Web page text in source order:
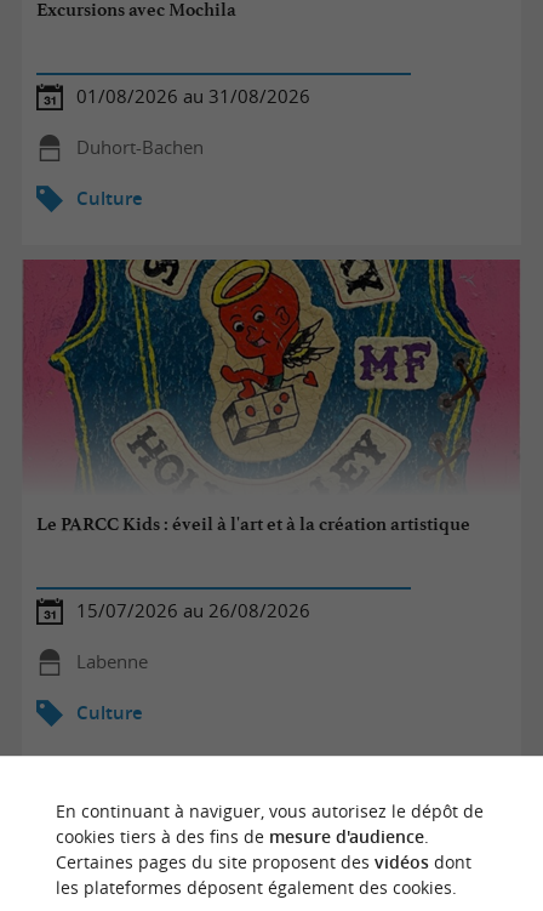
Excursions avec Mochila
01/08/2026 au 31/08/2026
Duhort-Bachen
Culture
Le PARCC Kids : éveil à l'art et à la création artistique
15/07/2026 au 26/08/2026
Labenne
Culture
En continuant à naviguer, vous autorisez le dépôt de
cookies tiers à des fins de mesure d'audience.
Certaines pages du site proposent des vidéosdont
les plateformes déposent également des cookies.